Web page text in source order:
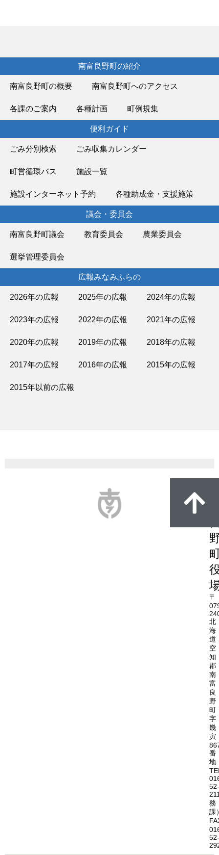
南富良野町の紹介
南富良野町の概要 南富良野町へのアクセス
各課のご案内 各種計画 町例規集
便利ガイド
ごみ分別検索 ごみ収集カレンダー
町営循環バス 施設一覧
施設インターネット予約 各種助成金・支援施策
議会・委員会
南富良野町議会 教育委員会 農業委員会
選挙管理委員会
広報みなみふらの
2026年の広報 2025年の広報 2024年の広報
2023年の広報 2022年の広報 2021年の広報
2020年の広報 2019年の広報 2018年の広報
2017年の広報 2016年の広報 2015年の広報
2015年以前の広報
〒
北
海
道
空
知
郡
南
富
良
野
町
字
幾
寅
番
地
52-
務
課
52-